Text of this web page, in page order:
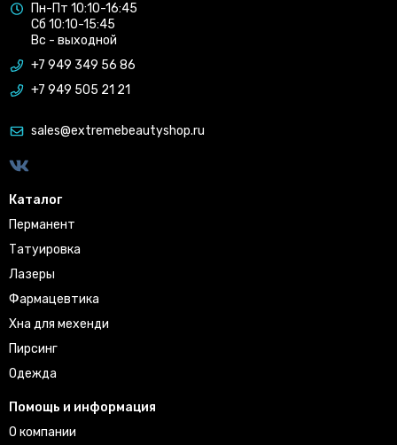
Пн-Пт 10:10-16:45
Сб 10:10-15:45
Вс - выходной
+7 949 349 56 86
+7 949 505 21 21
sales@extremebeautyshop.ru
Каталог
Перманент
Татуировка
Лазеры
Фармацевтика
Хна для мехенди
Пирсинг
Одежда
Помощь и информация
О компании